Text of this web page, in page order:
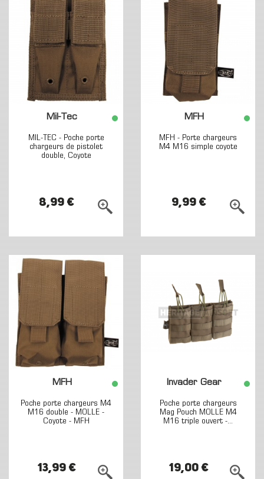
Mil-Tec
MIL-TEC - Poche porte
chargeurs de pistolet
double, Coyote
8,99 €
MFH
MFH - Porte chargeurs
M4 M16 simple coyote
9,99 €
MFH
Poche porte chargeurs M4
M16 double - MOLLE -
Coyote - MFH
13,99 €
Invader Gear
Poche porte chargeurs
Mag Pouch MOLLE M4
M16 triple ouvert -...
19,00 €